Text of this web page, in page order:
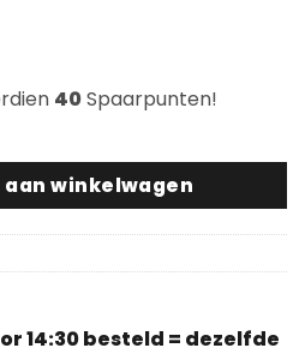
40Spaarpunten!
aantal
aan winkelwagen
14:30 besteld = dezelfde